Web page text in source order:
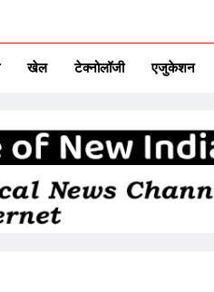
खेल टेक्नोलॉजी एजुकेशन